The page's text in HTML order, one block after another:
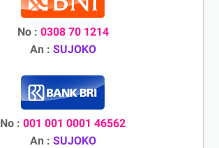
No : 0308 70 1214
An : SUJOKO
No : 001 001 0001 46562
An : SUJOKO